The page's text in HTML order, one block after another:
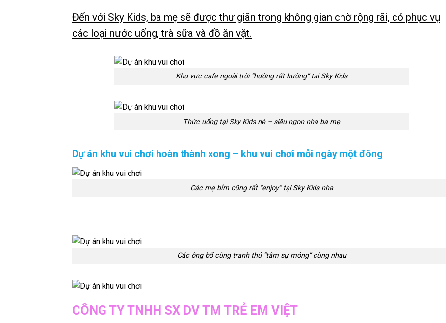
Đến với Sky Kids, ba mẹ sẽ được thư giãn trong không gian chờ rộng rãi, có phục vụ
các loại nước uống, trà sữa và đồ ăn vặt.
Khu vực cafe ngoài trời “hường rất hường” tại Sky Kids
Thức uống tại Sky Kids nè – siêu ngon nha ba mẹ
Dự án khu vui chơi hoàn thành xong – khu vui chơi mỗi ngày một đông
Các mẹ bỉm cũng rất “enjoy” tại Sky Kids nha
Các ông bố cũng tranh thủ “tâm sự mỏng” cùng nhau
CÔNG TY TNHH SX DV TM TRẺ EM VIỆT